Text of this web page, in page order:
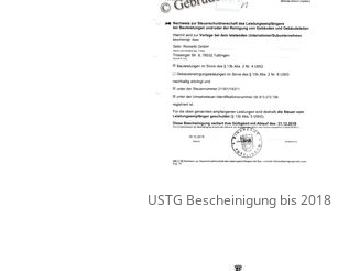
USTG Bescheinigung bis 2018